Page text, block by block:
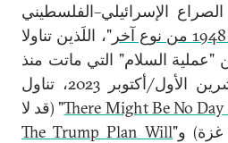
الإسرائيلي–الفلسطيني
"، اللَذين تناولا
"عملية السلام" التي ماتت منذ
زمن طويل. وبعد 7 تشرين الأول/أكتوبر 2023، تناول
There Might Be No" (قد لا
و"The Trump Plan Will